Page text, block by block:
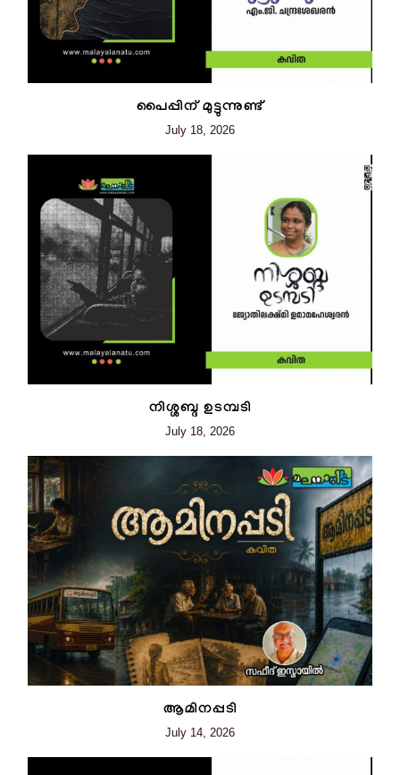
പൈപ്പിന് മുട്ടുന്നുണ്ട്
July 18, 2026
നിശ്ശബ്ദ ഉടമ്പടി
July 18, 2026
ആമിനപ്പടി
July 14, 2026